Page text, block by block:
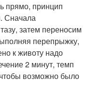
прямо, принцип
Сначала
затем переносим
перепрыжку,
к животу надо
2 минут, темп
возможно было